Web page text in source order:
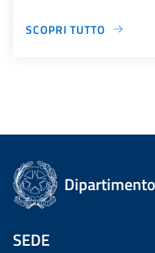
SCOPRI TUTTO
SEDE